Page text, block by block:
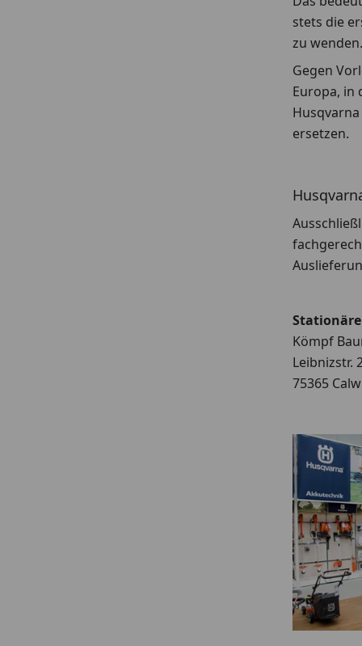
stets die
zu wenden.
Gegen
Europa, in
ersetzen.
Kömpf
Leibnizstr.
75365 Calw